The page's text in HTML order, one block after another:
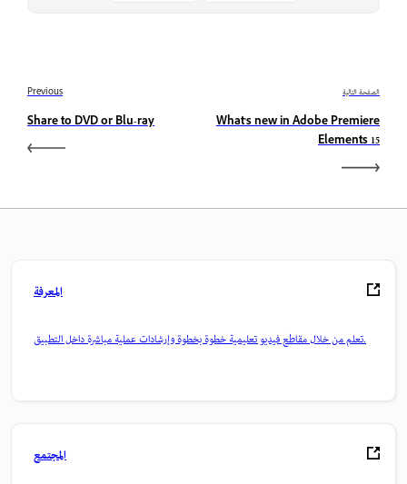
Previous
Share to DVD or Blu-ray
الصفحة التالية
What's new in Adobe Premiere
Elements 15
المعرفة
تعلم من خلال مقاطع فيديو تعليمية خطوة بخطوة وإرشادات عملية مباشرة داخل التطبيق.
المجتمع